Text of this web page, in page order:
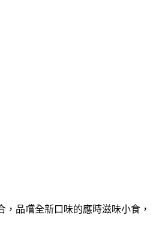
品嚐全新口味的應時滋味小食，